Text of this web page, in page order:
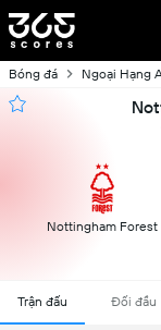
Bóng đá Ngoại Hạng
Nottingham Forest
Trận đấu Đối đầu